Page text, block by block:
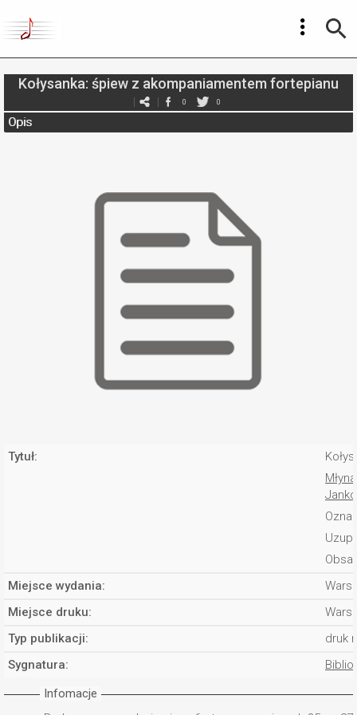
Kołysanka: śpiew z akompaniamentem fortepianu
0 0
Opis
Tytuł:
Miejsce wydania:
Miejsce druku:
Typ publikacji:
druk
Sygnatura:
Infomacje